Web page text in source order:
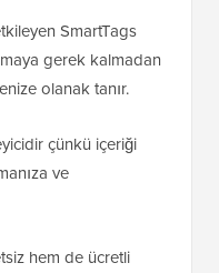
SmartTags
gerek kalmadan
olanak tanır.
çünkü içeriği
ve
hem de ücretli